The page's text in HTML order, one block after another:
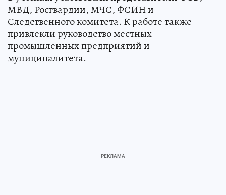
МВД, Росгвардии, МЧС, ФСИН и
Следственного комитета. К работе также
привлекли руководство местных
промышленных предприятий и
муниципалитета.